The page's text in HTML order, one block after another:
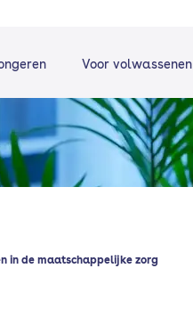
Voor volwassenen
in de maatschappelijke zorg